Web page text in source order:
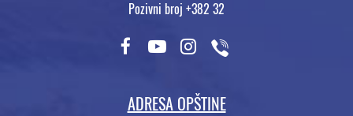
Pozivni broj +382 32
ADRESA OPŠTINE